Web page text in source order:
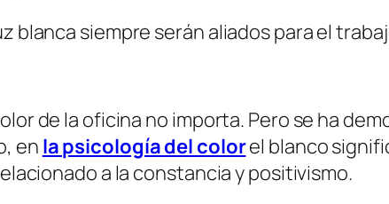
blanca siempre serán aliados para el
de la oficina no importa. Pero se ha
en la psicología del colorel blanco
a la constancia y positivismo.